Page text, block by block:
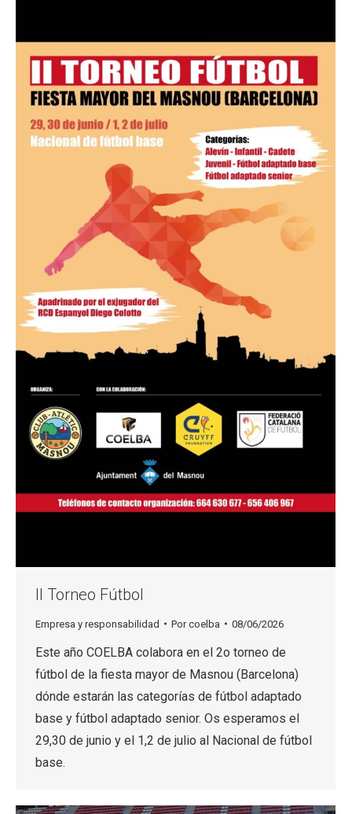
II Torneo Fútbol
Empresa y responsabilidad Porcoelba 08/06/2026
Este año COELBA colabora en el 2o torneo de
fútbol de la fiesta mayor de Masnou (Barcelona)
dónde estarán las categorías de fútbol adaptado
base y fútbol adaptado senior. Os esperamos el
29,30 de junio y el 1,2 de julio al Nacional de fútbol
base.